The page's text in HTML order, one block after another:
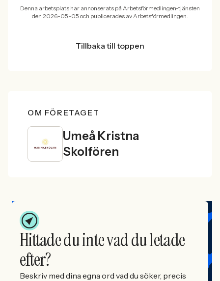
Denna arbetsplats har annonserats på Arbetsförmedlingen-tjänsten
den 2026-05-05 och publicerades av Arbetsförmedlingen.
Tillbaka till toppen
OM FÖRETAGET
Umeå Kristna
Skolfören
Hittade du inte vad du letade
efter?
Beskriv med dina egna ord vad du söker, precis